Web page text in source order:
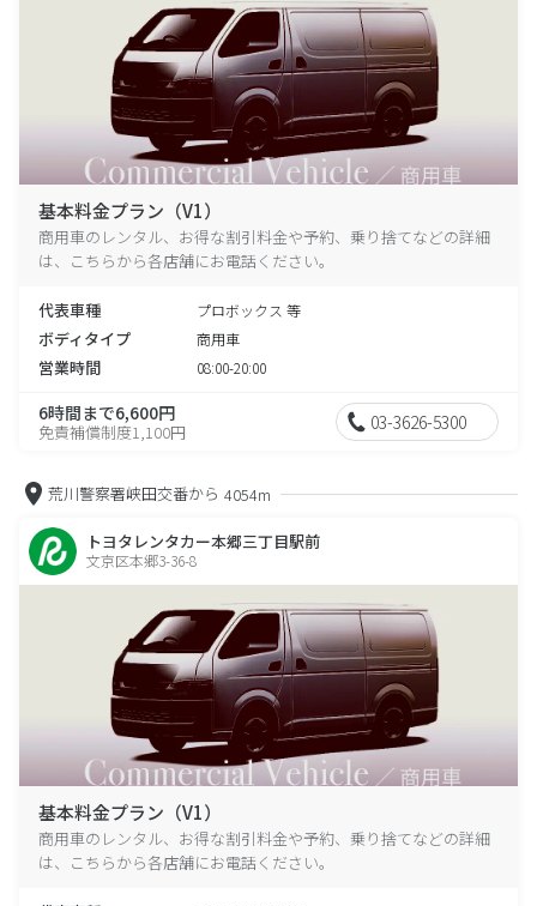
基本料金プラン（V1）
商用車のレンタル、お得な割引料金や予約、乗り捨てなどの詳細
は、こちらから各店舗にお電話ください。
代表車種 プロボックス 等
ボディタイプ 商用車
営業時間 08:00-20:00
6時間まで6,600円
免責補償制度1,100円 03-3626-5300
荒川警察署峡田交番から 4054m
トヨタレンタカー本郷三丁目駅前
文京区本郷3-36-8
基本料金プラン（V1）
商用車のレンタル、お得な割引料金や予約、乗り捨てなどの詳細
は、こちらから各店舗にお電話ください。